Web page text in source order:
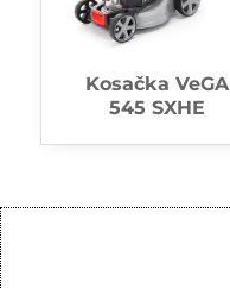
Kosačka VeGA
545 SXHE